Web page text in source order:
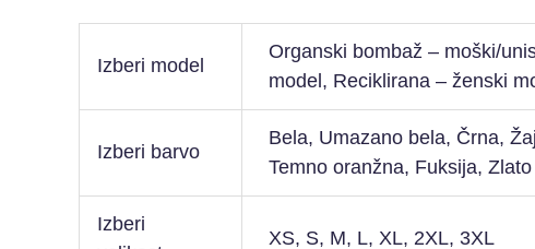
Izberi model
Organski bombaž – moški/
model, Reciklirana – ženski
Izberi barvo
Bela, Umazano bela, Črna,
Temno oranžna, Fuksija,
Izberi
XS, S, M, L, XL, 2XL, 3XL